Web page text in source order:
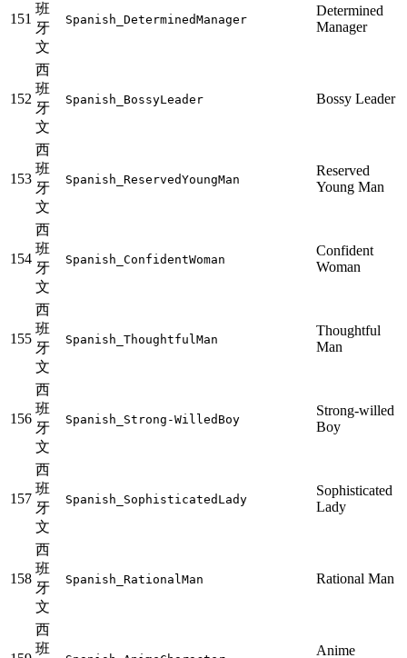
151
班
牙
文
Spanish_DeterminedManager
Determined
Manager
152
西
班
牙
文
Spanish_BossyLeader Bossy Leader
153
西
班
牙
文
Spanish_ReservedYoungMan
Reserved
Young Man
154
西
班
牙
文
Spanish_ConfidentWoman
Confident
Woman
155
西
班
牙
文
Spanish_ThoughtfulMan
Thoughtful
Man
156
西
班
牙
文
Spanish_Strong-WilledBoy
Strong-willed
Boy
157
西
班
牙
文
Spanish_SophisticatedLady
Sophisticated
Lady
158
西
班
牙
文
Spanish_RationalMan Rational Man
西
班
Anime